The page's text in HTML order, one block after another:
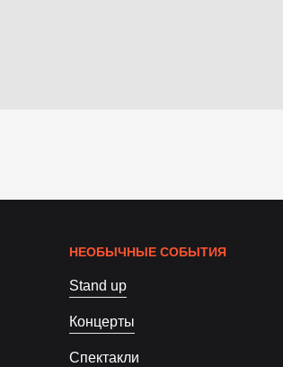
НЕОБЫЧНЫЕ СОБЫТИЯ
Stand up
Концерты
Спектакли